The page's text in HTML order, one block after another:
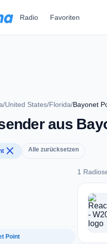
Radio Favoriten
/United States/Florida/Bayonet
aus
close Alle zurücksetzen
Point
1
1